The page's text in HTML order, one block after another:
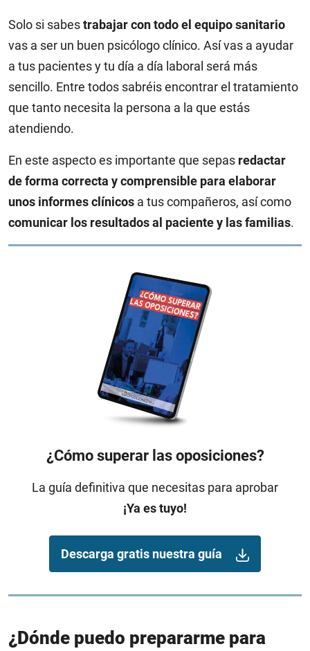
Solo si sabestrabajar con todo el equipo sanitario
vas a ser un buen psicólogo clínico. Así vas a ayudar
a tus pacientes y tu día a día laboral será más
sencillo. Entre todos sabréis encontrar el tratamiento
que tanto necesita la persona a la que estás
atendiendo.
En este aspecto es importante que sepas redactar
de forma correcta y comprensible para elaborar
unos informes clínicos a tus compañeros, así como
comunicar los resultados al paciente y las familias.
¿Cómo superar las oposiciones?
La guía definitiva que necesitas para aprobar
¡Ya es tuyo!
Descarga gratis nuestra guía
¿Dónde puedo prepararme para